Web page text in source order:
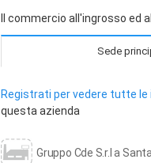
Il commercio all'ingrosso
Sede
Registrati per vedere tutte
questa azienda
Gruppo Cde S.r.l a